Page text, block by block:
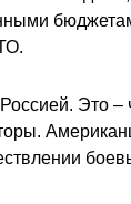
Это